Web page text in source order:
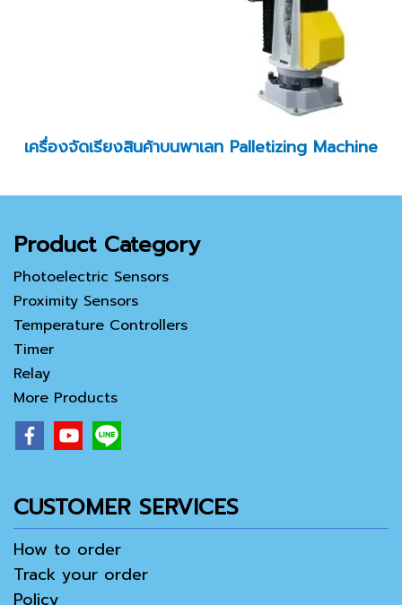
เครื่องจัดเรียงสินค้าบนพาเลท Palletizing Machine
Product Category
Photoelectric Sensors
Proximity Sensors
Temperature Controllers
Timer
Relay
More Products
CUSTOMER SERVICES
How to order
Track your order
Policy